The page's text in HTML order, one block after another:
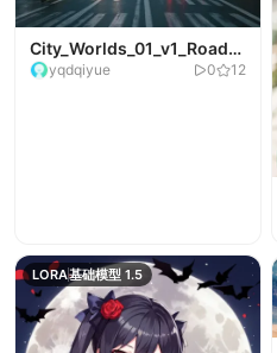
City_Worlds_01_v1_Roads_
flux-V1.0
yqdqiyue 0 12
LORA基础模型 1.5